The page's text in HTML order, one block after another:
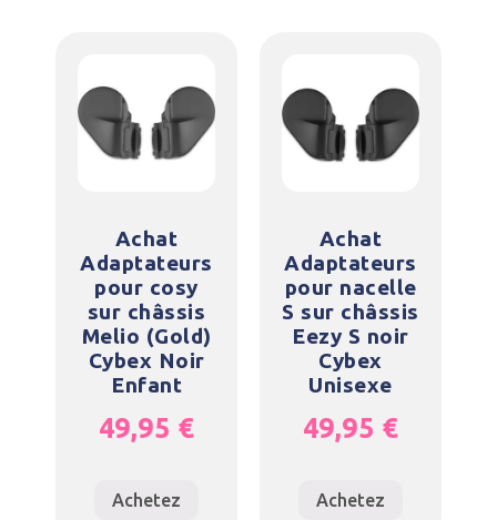
Achat
Adaptateurs
pour cosy
sur châssis
Melio (Gold)
Cybex Noir
Enfant
49,95 €
Achetez
Achat
Adaptateurs
pour nacelle
S sur châssis
Eezy S noir
Cybex
Unisexe
49,95 €
Achetez